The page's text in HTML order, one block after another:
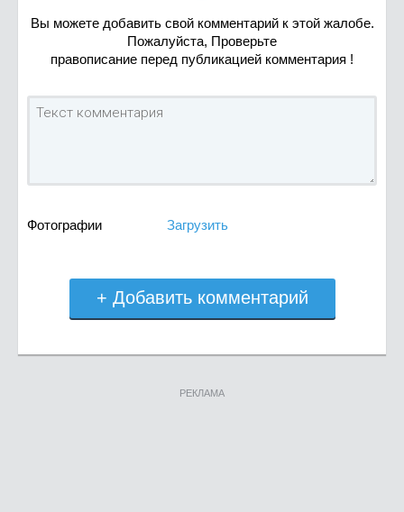
Вы можете добавить свой комментарий к этой жалобе.
Пожалуйста, Проверьте
правописание перед публикацией комментария !
Фотографии Загрузить
+ Добавить комментарий
РЕКЛАМА